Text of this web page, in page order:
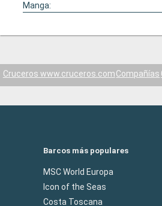
Manga:
Cruceros www.cruceros.comCompañías
Barcos más populares
MSC World Europa
Icon of the Seas
Costa Toscana